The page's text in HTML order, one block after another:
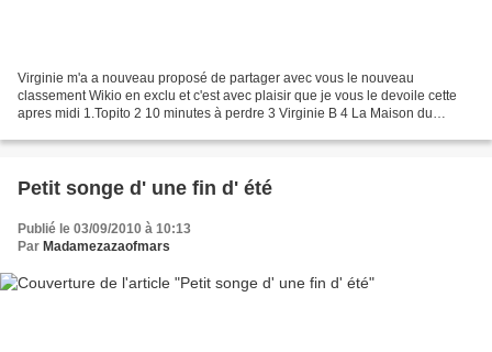
Virginie m'a a nouveau proposé de partager avec vous le nouveau
classement Wikio en exclu et c'est avec plaisir que je vous le devoile cette
apres midi 1.Topito 2 10 minutes à perdre 3 Virginie B 4 La Maison du
Petit songe d' une fin d' été
Publié le 03/09/2010 à 10:13
Par Madamezazaofmars